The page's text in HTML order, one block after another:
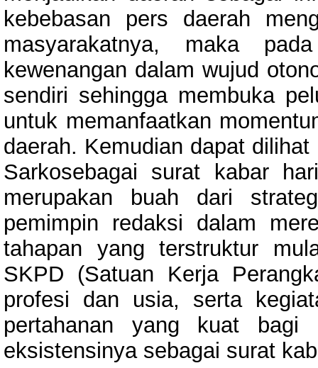
kebebasan pers daerah
masyarakatnya, maka
kewenangan dalam wujud
sendiri sehingga membuka
untuk memanfaatkan
daerah. Kemudian dapat
Sarkosebagai surat kabar
merupakan buah dari
pemimpin redaksi dalam
tahapan yang terstruktur
SKPD (Satuan Kerja
profesi dan usia, serta
pertahanan yang kuat bagi
eksistensinya sebagai surat